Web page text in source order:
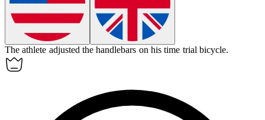
The athlete adjusted the handlebars on histime trial bicycle.